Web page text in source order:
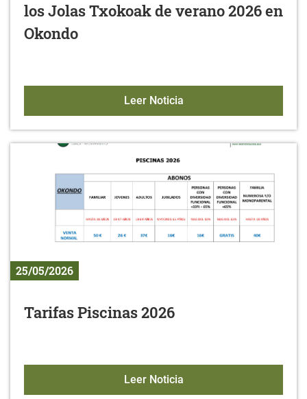
los Jolas Txokoak de verano 2026 en
Okondo
Leer NoticiaAbierto el plazo de
25/05/2026
Tarifas Piscinas 2026
Leer NoticiaTarifas Piscinas 2026